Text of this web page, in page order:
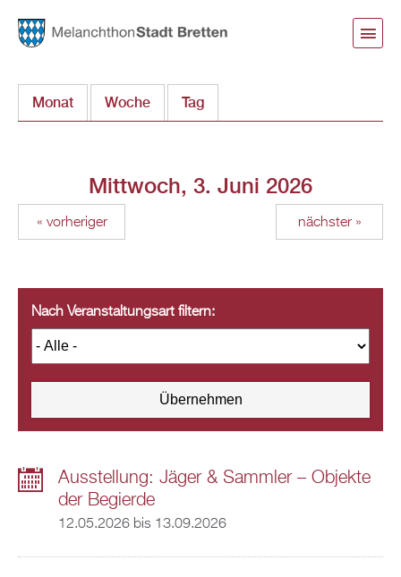
Monat Woche Tag
Mittwoch, 3. Juni 2026
« vorheriger nächster »
Nach Veranstaltungsart filtern:
Ausstellung: Jäger & Sammler – Objekte
der Begierde
12.05.2026bis 13.09.2026